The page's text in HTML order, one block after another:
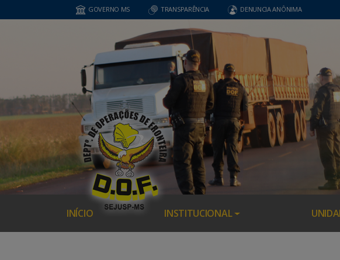
GOVERNO MS TRANSPARÊNCIA DENUNCIA ANÔNIMA
INÍCIO INSTITUCIONAL